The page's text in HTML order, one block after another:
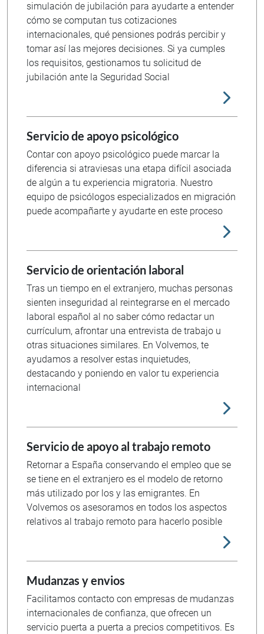
simulación de jubilación para ayudarte a entender
cómo se computan tus cotizaciones
internacionales, qué pensiones podrás percibir y
tomar así las mejores decisiones. Si ya cumples
los requisitos, gestionamos tu solicitud de
jubilación ante la Seguridad Social
Servicio de apoyo psicológico
Contar con apoyo psicológico puede marcar la
diferencia si atraviesas una etapa difícil asociada
de algún a tu experiencia migratoria. Nuestro
equipo de psicólogos especializados en migración
puede acompañarte y ayudarte en este proceso
Servicio de orientación laboral
Tras un tiempo en el extranjero, muchas personas
sienten inseguridad al reintegrarse en el mercado
laboral español al no saber cómo redactar un
currículum, afrontar una entrevista de trabajo u
otras situaciones similares. En Volvemos, te
ayudamos a resolver estas inquietudes,
destacando y poniendo en valor tu experiencia
internacional
Servicio de apoyo al trabajo remoto
Retornar a España conservando el empleo que se
se tiene en el extranjero es el modelo de retorno
más utilizado por los y las emigrantes. En
Volvemos os asesoramos en todos los aspectos
relativos al trabajo remoto para hacerlo posible
Mudanzas y envios
Facilitamos contacto con empresas de mudanzas
internacionales de confianza, que ofrecen un
servicio puerta a puerta a precios competitivos. Es